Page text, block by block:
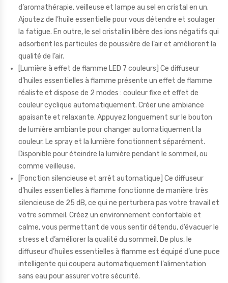
d’aromathérapie, veilleuse et lampe au sel en cristal en un.
Ajoutez de l’huile essentielle pour vous détendre et soulager
la fatigue. En outre, le sel cristallin libère des ions négatifs qui
adsorbent les particules de poussière de l’air et améliorent la
qualité de l’air.
[Lumière à effet de flamme LED 7 couleurs] Ce diffuseur
d’huiles essentielles à flamme présente un effet de flamme
réaliste et dispose de 2 modes : couleur fixe et effet de
couleur cyclique automatiquement. Créer une ambiance
apaisante et relaxante. Appuyez longuement sur le bouton
de lumière ambiante pour changer automatiquement la
couleur. Le spray et la lumière fonctionnent séparément.
Disponible pour éteindre la lumière pendant le sommeil, ou
comme veilleuse.
[Fonction silencieuse et arrêt automatique] Ce diffuseur
d’huiles essentielles à flamme fonctionne de manière très
silencieuse de 25 dB, ce qui ne perturbera pas votre travail et
votre sommeil. Créez un environnement confortable et
calme, vous permettant de vous sentir détendu, d’évacuer le
stress et d’améliorer la qualité du sommeil. De plus, le
diffuseur d’huiles essentielles à flamme est équipé d’une puce
intelligente qui coupera automatiquement l’alimentation
sans eau pour assurer votre sécurité.